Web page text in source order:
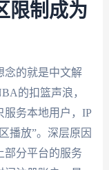
限制成为
念的就是中文解
的扣篮声浪，
服务本地用户，IP
播放”。深层原因
部分平台的服务